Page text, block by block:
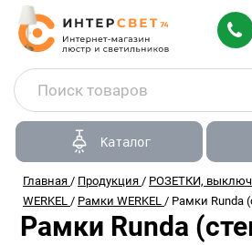
Каталог
Главная / Продукция / РОЗЕТКИ,
WERKEL / Рамки WERKEL / Рамки Runda
Рамки Runda